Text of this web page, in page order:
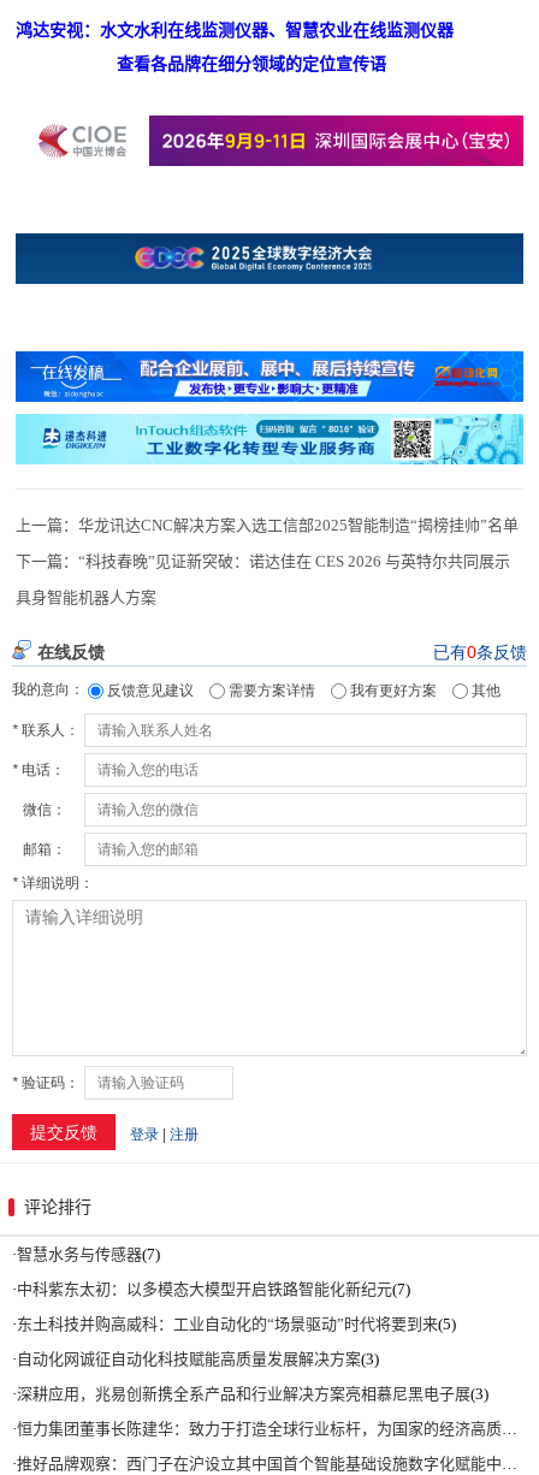
鸿达安视：水文水利在线监测仪器、智慧农业在线监测仪器
查看各品牌在细分领域的定位宣传语
上一篇：华龙讯达CNC解决方案入选工信部2025智能制造“揭榜挂帅”名单
下一篇：“科技春晚”见证新突破：诺达佳在 CES 2026 与英特尔共同展示
具身智能机器人方案
评论排行
·智慧水务与传感器(7)
·中科紫东太初：以多模态大模型开启铁路智能化新纪元(7)
·东土科技并购高威科：工业自动化的“场景驱动”时代将要到来(5)
· 自动化网诚征自动化科技赋能高质量发展解决方案(3)
·深耕应用，兆易创新携全系产品和行业解决方案亮相慕尼黑电子展(3)
·恒力集团董事长陈建华：致力于打造全球行业标杆，为国家的经济高质量发展贡献更大力量|上海电气集团党委书记、董事长吴磊来访
·推好品牌观察：西门子在沪设立其中国首个智能基础设施数字化赋能中心